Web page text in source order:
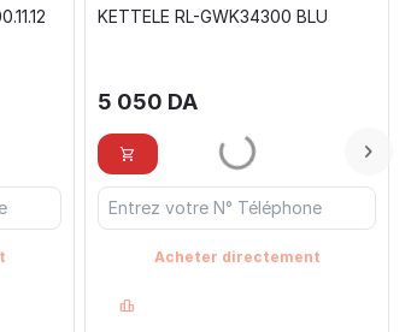
KETTELE RL-GWK34300 BLU
5 050 DA
Acheter directement